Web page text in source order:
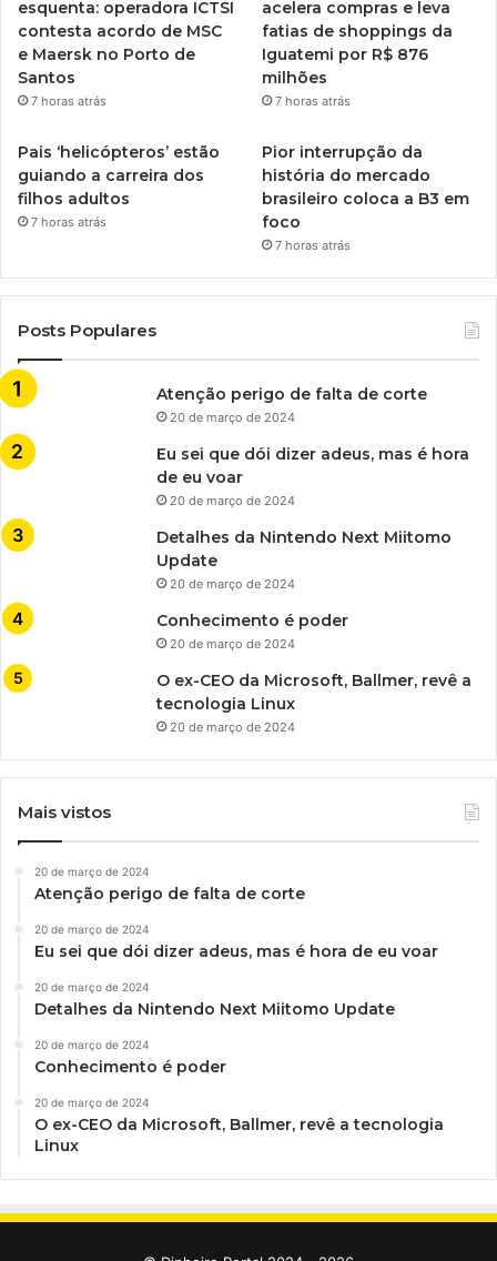
esquenta: operadora ICTSI
contesta acordo de MSC
e Maersk no Porto de
Santos
7 horas atrás
acelera compras e leva
fatias de shoppings da
Iguatemi por R$ 876
milhões
7 horas atrás
Pais ‘helicópteros’ estão
guiando a carreira dos
filhos adultos
7 horas atrás
Pior interrupção da
história do mercado
brasileiro coloca a B3 em
foco
7 horas atrás
Posts Populares
Atenção perigo de falta de corte
20 de março de 2024
Eu sei que dói dizer adeus, mas é hora
de eu voar
20 de março de 2024
Detalhes da Nintendo Next Miitomo
Update
20 de março de 2024
Conhecimento é poder
20 de março de 2024
O ex-CEO da Microsoft, Ballmer, revê a
tecnologia Linux
20 de março de 2024
Mais vistos
20 de março de 2024
Atenção perigo de falta de corte
20 de março de 2024
Eu sei que dói dizer adeus, mas é hora de eu voar
20 de março de 2024
Detalhes da Nintendo Next Miitomo Update
20 de março de 2024
Conhecimento é poder
20 de março de 2024
O ex-CEO da Microsoft, Ballmer, revê a tecnologia
Linux